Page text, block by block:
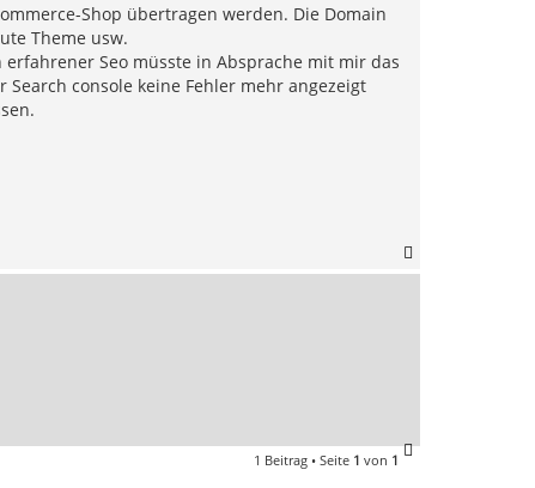
Shop übertragen werden. Die Domain
Theme usw.
Seo müsste in Absprache mit mir das
console keine Fehler mehr angezeigt
a
N
1 Beitrag • Seite 1 von 1